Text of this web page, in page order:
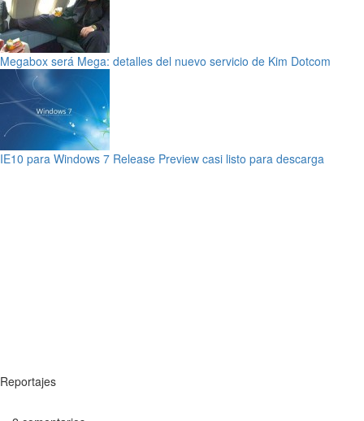
Megabox será Mega: detalles del nuevo servicio de Kim Dotcom
IE10 para Windows 7 Release Preview casi listo para descarga
Reportajes